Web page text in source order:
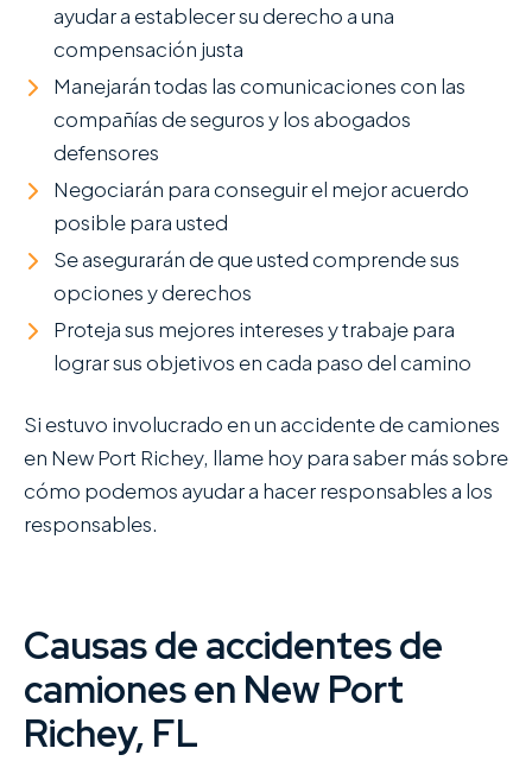
ayudar a establecer su derecho a una
compensación justa
Manejarán todas las comunicaciones con las
compañías de seguros y los abogados
defensores
Negociarán para conseguir el mejor acuerdo
posible para usted
Se asegurarán de que usted comprende sus
opciones y derechos
Proteja sus mejores intereses y trabaje para
lograr sus objetivos en cada paso del camino
Si estuvo involucrado en un accidente de camiones
en New Port Richey, llame hoy para saber más sobre
cómo podemos ayudar a hacer responsables a los
responsables.
Causas de accidentes de
camiones en New Port
Richey, FL